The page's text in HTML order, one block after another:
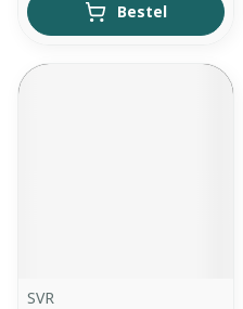
Bestel
SVR